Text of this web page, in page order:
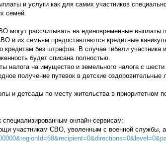
и услуги как для самих участников
семей.
могут рассчитывать на единовременные выплаты
и их семьям предоставляются кредитные
кредитам без штрафов. В случае гибели участника
будет списана полностью.
налога на имущество и земельного налога с шести
получение путевок в детские оздоровительные
и детсады по месту жительства в приоритетном
специализированным онлайн-сервисам:
участникам СВО, уволенным с военной службы,